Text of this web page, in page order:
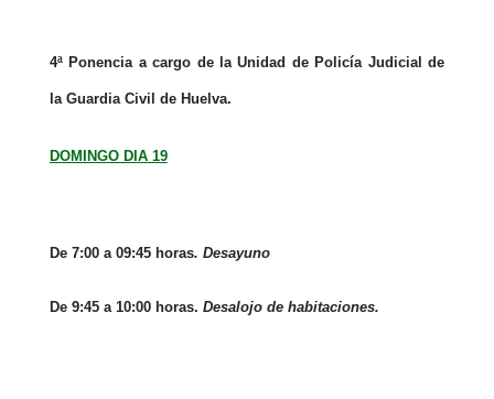
4ª Ponencia a cargo de la Unidad de Policía Judicial de
la Guardia Civil de Huelva.
DOMINGO DIA 19
De 7:00 a 09:45 horas. Desayuno
De 9:45 a 10:00 horas. Desalojo de habitaciones.